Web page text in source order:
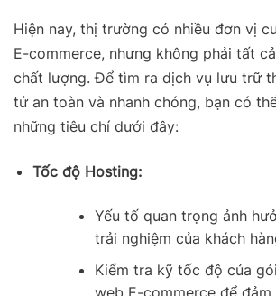
Hiện nay, thị trường có nhiều đơn vị
E-commerce, nhưng không phải tất
chất lượng. Để tìm ra dịch vụ lưu trữ
tử an toàn và nhanh chóng, bạn có
những tiêu chí dưới đây:
Tốc độ Hosting:
Yếu tố quan trọng ảnh
trải nghiệm của khách
Kiểm tra kỹ tốc độ của
web E-commerce để